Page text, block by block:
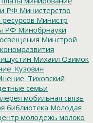
РФ Министерство
Министр
РФ Минобрнауки
Минстрой
Михаил Озимок
семьи
мобильная связь
библиотека Молодая
молодежь молоко